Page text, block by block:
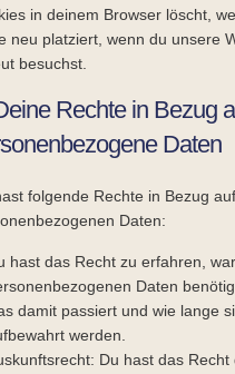
in deinem Browser löscht,
neu platziert, wenn du unsere
besuchst.
Rechte in Bezug
Daten
folgende Rechte in Bezug
Daten:
hast das Recht zu erfahren,
Daten
damit passiert und wie lange
werden.
Du hast das Recht